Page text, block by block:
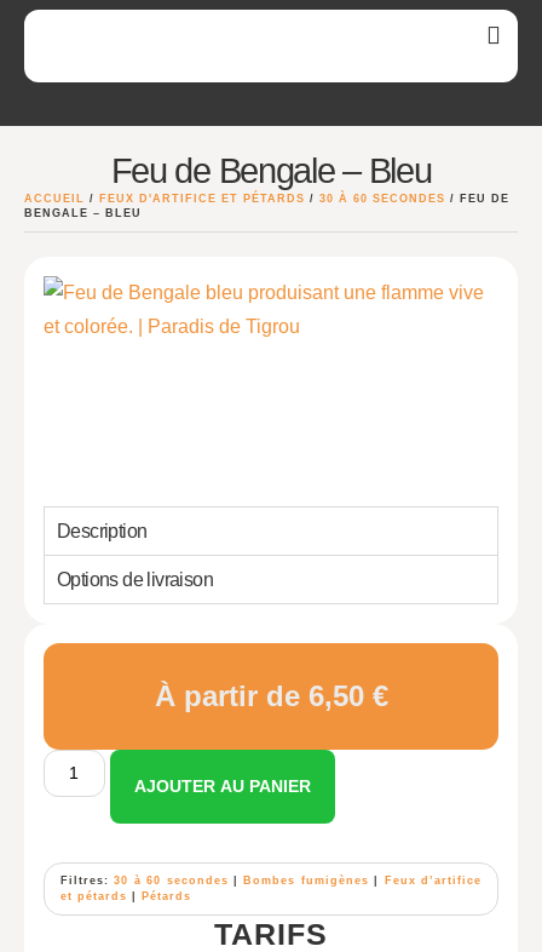
Feu de Bengale – Bleu
ACCUEIL / FEUX D'ARTIFICE ET PÉTARDS / 30 À 60 SECONDES / FEU DE
BENGALE – BLEU
À partir de 6,50 €
AJOUTER AU PANIER
Filtres:30 à 60 secondes Bombes fumigènes
Feux d’artifice
et pétards
Pétards
TARIFS
Description
Options de livraison